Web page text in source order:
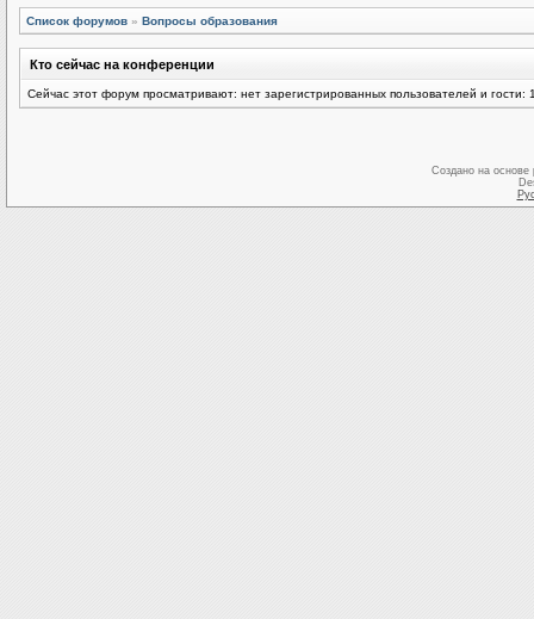
Список форумов » Вопросы образования
Кто сейчас на конференции
Сейчас этот форум просматривают: нет зарегистрированных пользователей и гости:
Создано на основе